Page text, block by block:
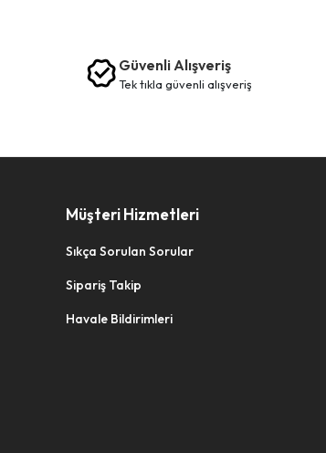
ALKAYA
ANT MASKE
Güvenli Alışveriş
tek tikla güvenli̇ alişveri̇ş
Müşteri Hizmetleri
Sıkça Sorulan Sorular
Sipariş Takip
Havale Bildirimleri